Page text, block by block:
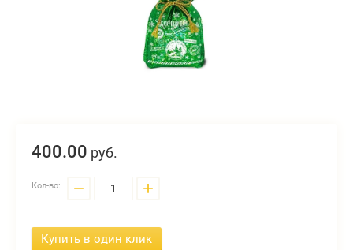
400.00 руб.
Кол-во: − +
Купить в один клик